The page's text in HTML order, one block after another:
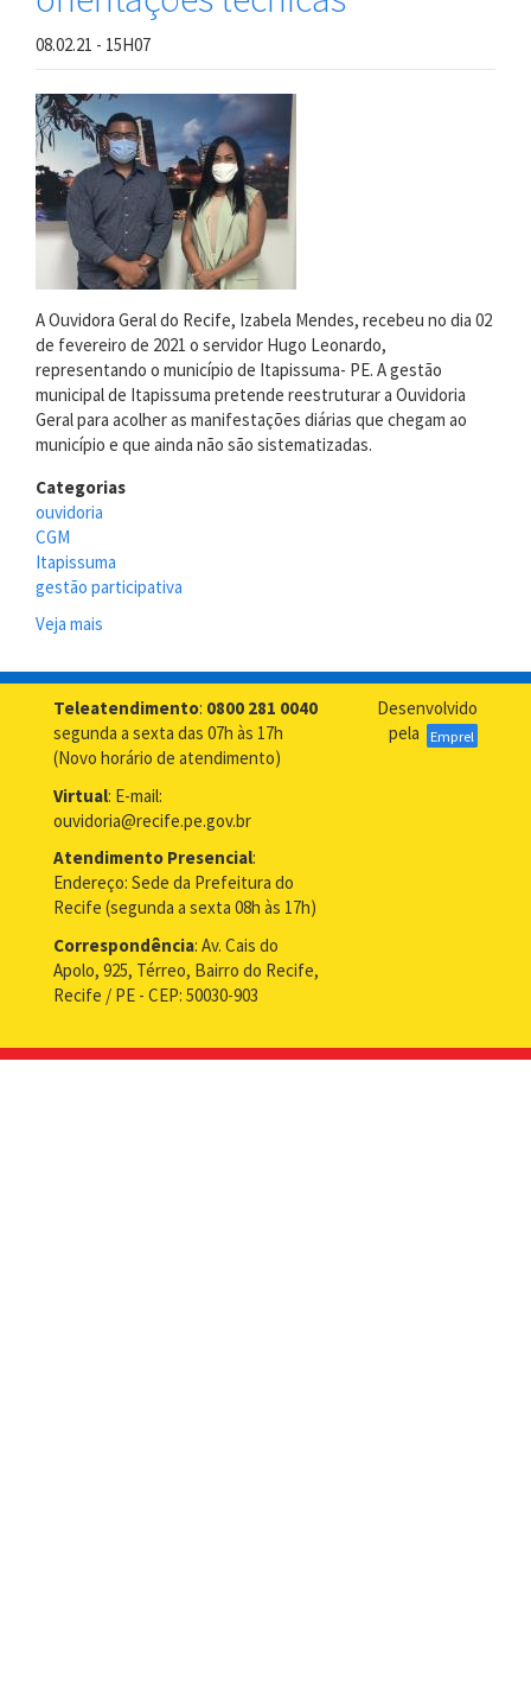
Técnica
08.02.21 - 15H07
A Ouvidora Geral do Recife, Izabela Mendes, recebeu no dia 02
de fevereiro de 2021 o servidor Hugo Leonardo,
representando o município de Itapissuma- PE. A gestão
municipal de Itapissuma pretende reestruturar a Ouvidoria
Geral para acolher as manifestações diárias que chegam ao
município e que ainda não são sistematizadas.
Categorias
ouvidoria
CGM
Itapissuma
gestão participativa
Veja mais
do
Município
de
Itapissuma
Ouvidoria
Geral
para
orientações
técnicas
Teleatendimento: 0800 281 0040
segunda a sexta das 07h às 17h
(Novo horário de atendimento)
Virtual: E-mail:
ouvidoria@recife.pe.gov.br
Atendimento Presencial:
Endereço: Sede da Prefeitura do
Recife (segunda a sexta 08h às 17h)
Correspondência: Av. Cais do
Apolo, 925, Térreo, Bairro do Recife,
Recife / PE - CEP: 50030-903
Desenvolvido
pela
Emprel